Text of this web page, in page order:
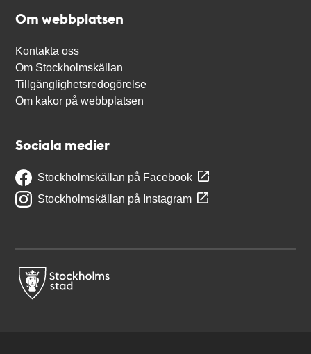
Om webbplatsen
Kontakta oss
Om Stockholmskällan
Tillgänglighetsredogörelse
Om kakor på webbplatsen
Sociala medier
Stockholmskällan på Facebook
Stockholmskällan på Instagram